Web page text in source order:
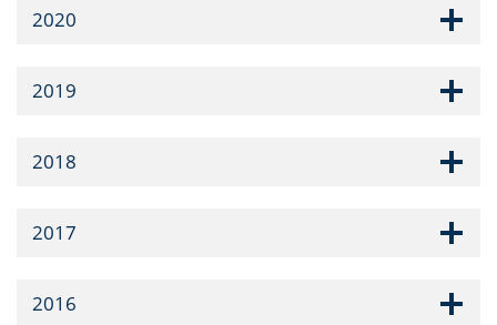
2020
2019
2018
2017
2016